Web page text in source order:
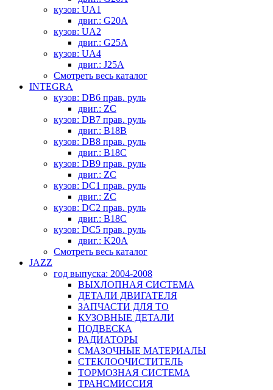
кузов: UA1
двиг.: G20A
кузов: UA2
двиг.: G25A
кузов: UA4
двиг.: J25A
Смотреть весь каталог
INTEGRA
кузов: DB6 прав. руль
двиг.: ZC
кузов: DB7 прав. руль
двиг.: B18B
кузов: DB8 прав. руль
двиг.: B18C
кузов: DB9 прав. руль
двиг.: ZC
кузов: DC1 прав. руль
двиг.: ZC
кузов: DC2 прав. руль
двиг.: B18C
кузов: DC5 прав. руль
двиг.: K20A
Смотреть весь каталог
JAZZ
год выпуска: 2004-2008
ВЫХЛОПНАЯ СИСТЕМА
ДЕТАЛИ ДВИГАТЕЛЯ
ЗАПЧАСТИ ДЛЯ ТО
КУЗОВНЫЕ ДЕТАЛИ
ПОДВЕСКА
РАДИАТОРЫ
СМАЗОЧНЫЕ МАТЕРИАЛЫ
СТЕКЛООЧИСТИТЕЛЬ
ТОРМОЗНАЯ СИСТЕМА
ТРАНСМИССИЯ